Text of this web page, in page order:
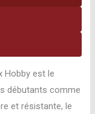
Hobby est le
débutants comme
et résistante, le